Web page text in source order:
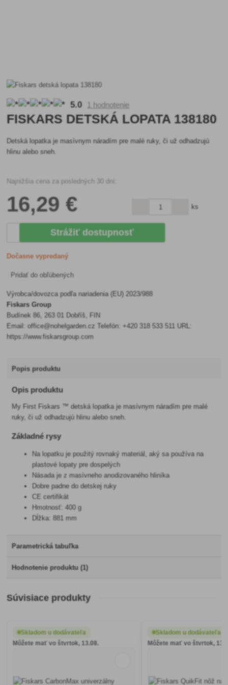
5.0 1 hodnotenie
FISKARS DETSKÁ LOPATA 138180
Detská lopatka je masívnym náradím pre malé ruky, či už odhadzujú
hlinu alebo sneh.
Najnižšia cena za posledných 30 dní:
16,29 € ks
Strážiť dostupnosť
Dočasne vypredaný
Pridať do obľúbených
Výrobca/dovozca podľa nariadenia (EU) 2023/988
Fiskars Group
Budínek 86, 263 01 Dobříš, FIN
Email: office@nohelgarden.cz Telefón: +420 318 533 511 URL:
https://www.fiskarsgroup.com
Popis produktu
Opis produktu
My First Fiskars ™ detská lopatka je masívnym náradím pre malé
ruky, či už odhadzujú hlinu alebo sneh.
Základné rysy
Na lopatku je použitý rovnaký materiál, aký sa používa na
plastové lopaty pre dospelých
Násada je z masívneho anodizovaného hliníka
Dobre padne do detskej ruky
CE certifikát
Hmotnosť: 400 g
Dĺžka: 881 mm
Parametrická tabuľka
Hodnotenie produktu (1)
Súvisiace produkty
Skladom u dodávateľa
Môžete mať vo štvrtok, 13.08.
Skladom u dodávateľa
Môžete mať vo štvrtok,